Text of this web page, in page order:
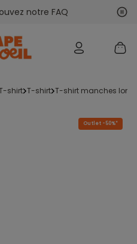
notre FAQ
t-shirt t-shirt t-shirt manches
Outlet -50%*